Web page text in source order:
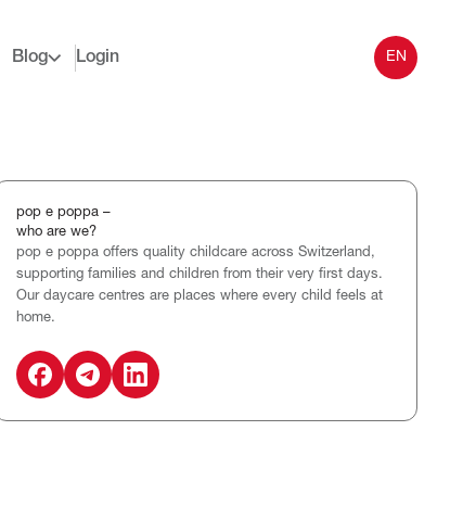
Blog Login EN
pop e poppa –
who are we?
pop e poppa offers quality childcare across Switzerland,
supporting families and children from their very first days.
Our daycare centres are places where every child feels at
home.